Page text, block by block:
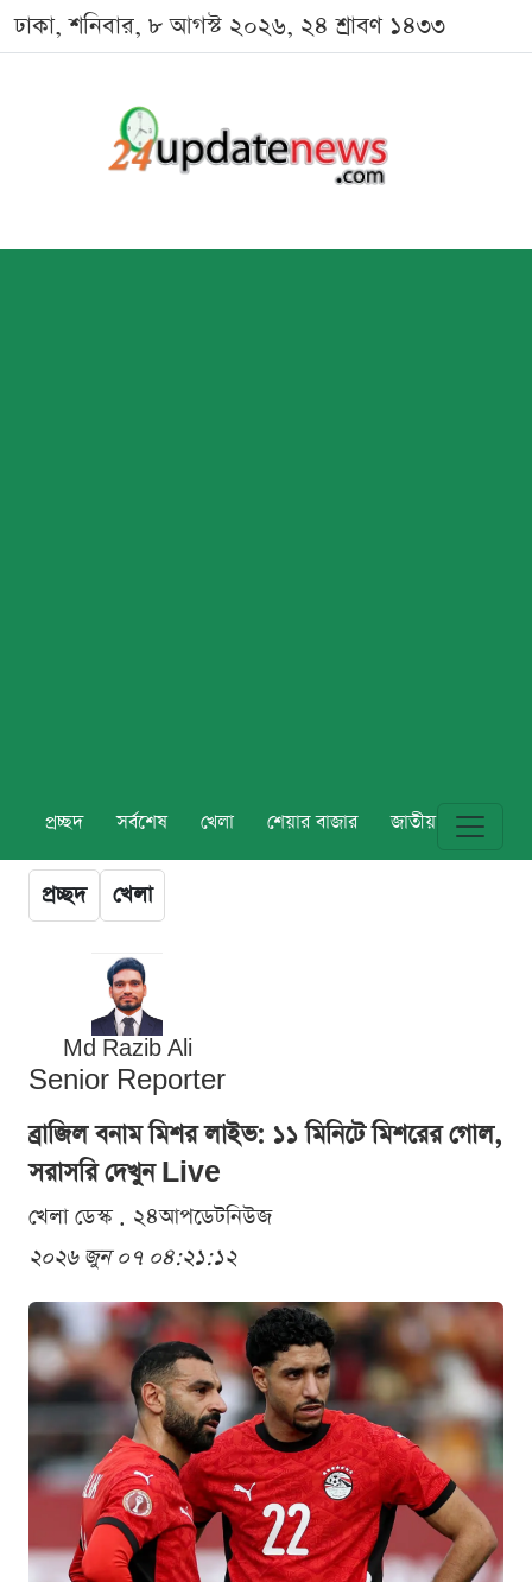
ঢাকা, শনিবার, ৮ আগস্ট ২০২৬, ২৪ শ্রাবণ ১৪৩৩
প্রচ্ছদ সর্বশেষ খেলা শেয়ার বাজার জাতীয় বিশ্ব
প্রচ্ছদ খেলা
Md Razib Ali
Senior Reporter
ব্রাজিল বনাম মিশর লাইভ: ১১ মিনিটে মিশরের গোল,
সরাসরি দেখুন Live
খেলা ডেস্ক . ২৪আপডেটনিউজ
২০২৬ জুন ০৭ ০৪:২১:১২